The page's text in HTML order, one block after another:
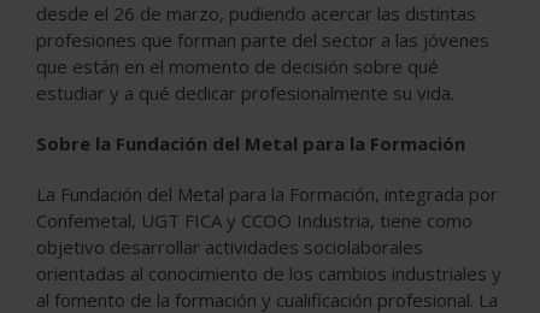
desde el 26 de marzo, pudiendo acercar las distintas
profesiones que forman parte del sector a las jóvenes
que están en el momento de decisión sobre qué
estudiar y a qué dedicar profesionalmente su vida.
Sobre la Fundación del Metal para la Formación
La Fundación del Metal para la Formación, integrada por
Confemetal, UGT FICA y CCOO Industria, tiene como
objetivo desarrollar actividades sociolaborales
orientadas al conocimiento de los cambios industriales y
al fomento de la formación y cualificación profesional. La